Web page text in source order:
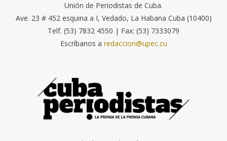
Unión de Periodistas de Cuba.
Ave. 23 # 452 esquina a I, Vedado, La Habana Cuba (10400)
Telf. (53) 7832 4550 | Fax: (53) 7333079
Escríbanos a redaccion@upec.cu